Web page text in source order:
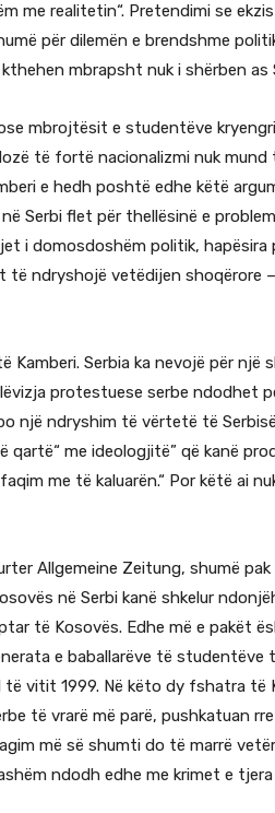
me realitetin“. Pretendimi se
për dilemën e brendshme
mbrapsht nuk i shërben as
mbrojtësit e studentëve
të fortë nacionalizmi nuk
e hedh poshtë edhe këtë
Serbi flet për thellësinë e
i domosdoshëm politik,
ndryshojë vetëdijen shoqërore
Serbia ka nevojë për një
protestuese serbe ndodhet
një ndryshim të vërtetë të
qartë“ me ideologjitë” që kanë
me të kaluarën.“ Por këtë ai
Allgemeine Zeitung, shumë
në Serbi kanë shkelur
të Kosovës. Edhe më e pakët
e baballarëve të studentëve
të vitit 1999. Në këto dy fshatra
të vrarë më parë, pushkatuan
më së shumti do të marrë
ndodh edhe me krimet e